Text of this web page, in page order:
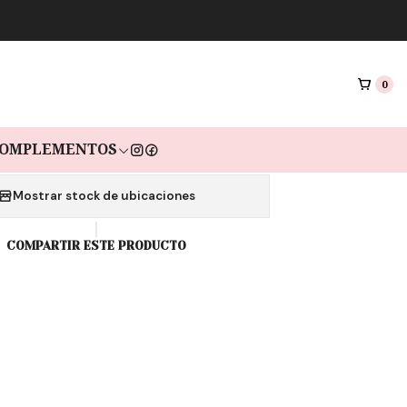
0
SILVER
de $11.633 sin interés con Mercado pago🔥
AGREGAR AL CARRO
COMPRAR AHORA
Mostrar stock de ubicaciones
COMPARTIR ESTE PRODUCTO